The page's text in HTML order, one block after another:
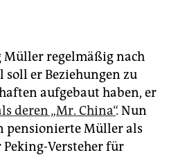
Müller regelmäßig nach
soll er Beziehungen zu
aufgebaut haben, er
deren „Mr. China“. Nun
pensionierte Müller als
Versteher für